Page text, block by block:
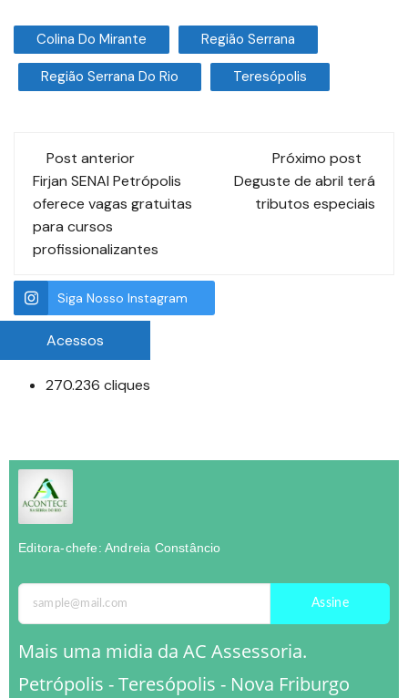
Colina Do Mirante Região Serrana
Região Serrana Do Rio Teresópolis
Post anterior
Firjan SENAI Petrópolis
oferece vagas gratuitas
para cursos
profissionalizantes
Próximo post
Deguste de abril terá
tributos especiais
Siga Nosso Instagram
Acessos
270.236 cliques
Editora-chefe: Andreia Constâncio
Assine
Mais uma midia da AC Assessoria.
Petrópolis - Teresópolis - Nova Friburgo